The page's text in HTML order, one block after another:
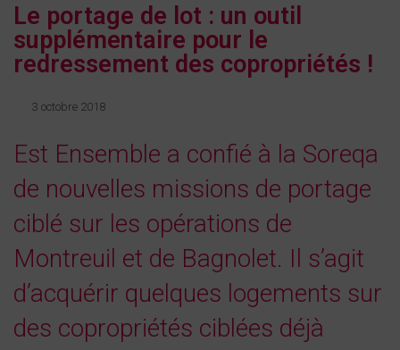
Le portage de lot : un outil
supplémentaire pour le
redressement des copropriétés !
3 octobre 2018
Est Ensemble a confié à la Soreqa
de nouvelles missions de portage
ciblé sur les opérations de
Montreuil et de Bagnolet. Il s’agit
d’acquérir quelques logements sur
des copropriétés ciblées déjà